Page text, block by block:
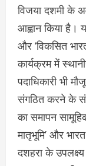
विजया दशमी के
आह्वान किया है।
और ‘विकसित
कार्यक्रम में
पदाधिकारी भी
संगठित करने के
का समापन
मातृभूमि’ और
दशहरा के